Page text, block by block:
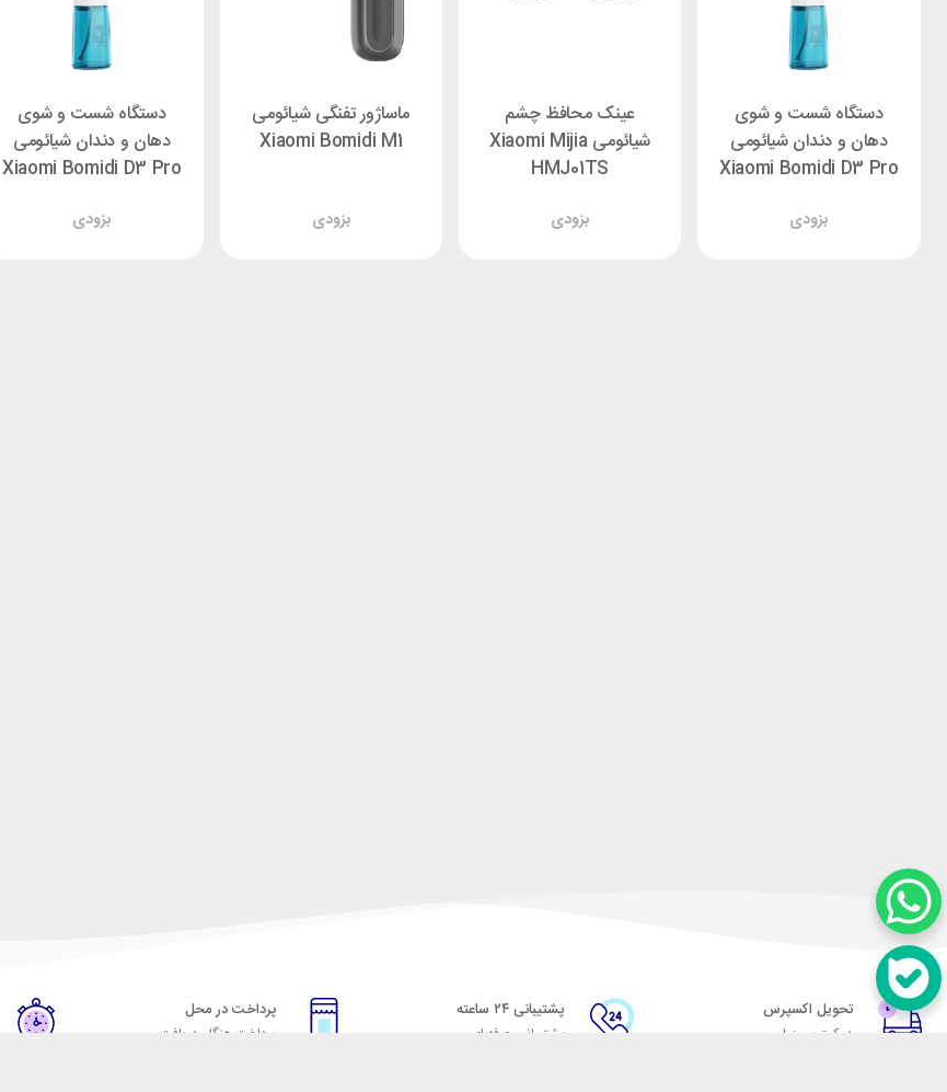
دستگاه شست و شوی
دهان و دندان شیائومی
Xiaomi Bomidi D3 Pro
بزودی
عینک محافظ چشم
شیائومی Xiaomi Mijia
HMJ01TS
بزودی
ماساژور تفنگی شیائومی
Xiaomi Bomidi M1
بزودی
دستگاه شست و شوی
دهان و دندان شیائومی
Xiaomi Bomidi D3 Pro
بزودی
تحویل اکسپرس
در کمترین زمان
پشتیبانی ۲۴ ساعته
پشتیبانی حرفه ای
پرداخت در محل
پرداخت هنگام دریافت